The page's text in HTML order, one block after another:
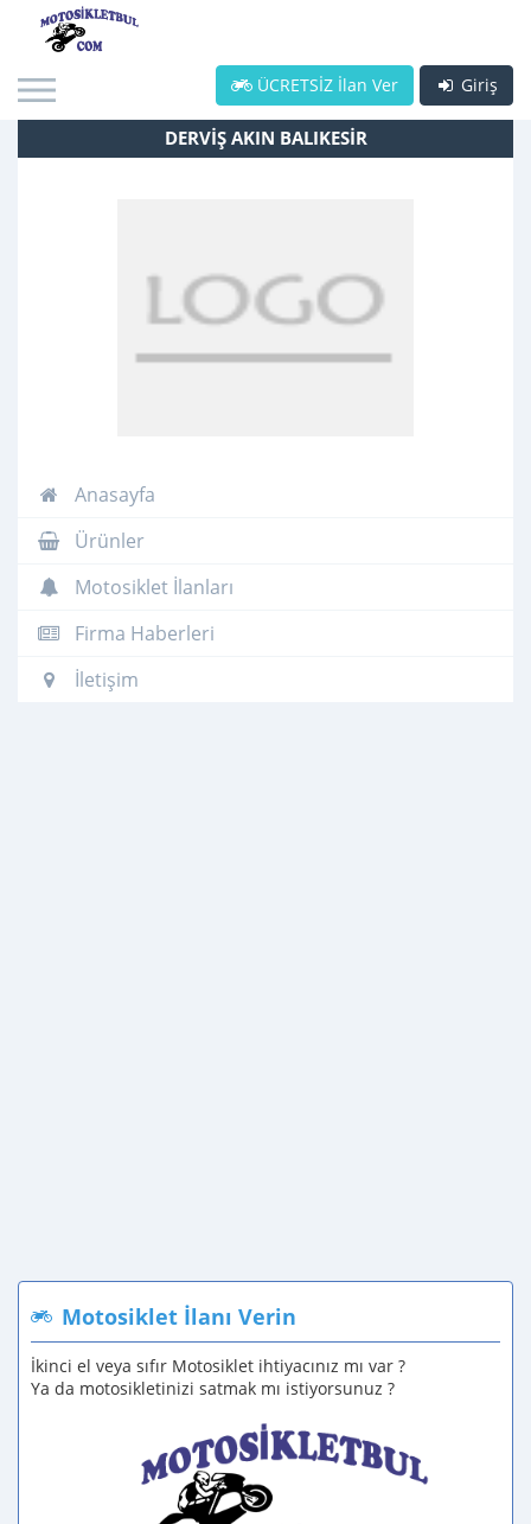
Giriş
ÜCRETSİZ İlan Ver
DERVİŞ AKIN BALIKESİR
Anasayfa
Ürünler
Motosiklet İlanları
Firma Haberleri
İletişim
Motosiklet İlanı Verin
İkinci el veya sıfır Motosiklet ihtiyacınız mı var ?
Ya da motosikletinizi satmak mı istiyorsunuz ?